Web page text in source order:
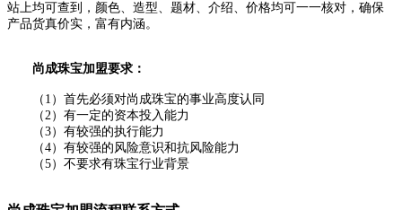
站上均可查到，颜色、造型、题材、介绍、价格均可一一核对，确保
产品货真价实，富有内涵。
尚成珠宝加盟要求：
（1）首先必须对尚成珠宝的事业高度认同
（2）有一定的资本投入能力
（3）有较强的执行能力
（4）有较强的风险意识和抗风险能力
（5）不要求有珠宝行业背景